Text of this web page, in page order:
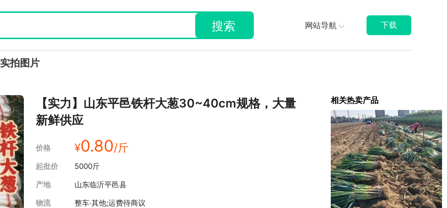
搜索 网站导航 下载
实拍图片
【实力】山东平邑铁杆大葱30~40cm规格，大量
新鲜供应
价格 ¥0.80/斤
起批价
5000斤
产地
山东临沂平邑县
物流
整车·其他;运费待商议
相关热卖产品